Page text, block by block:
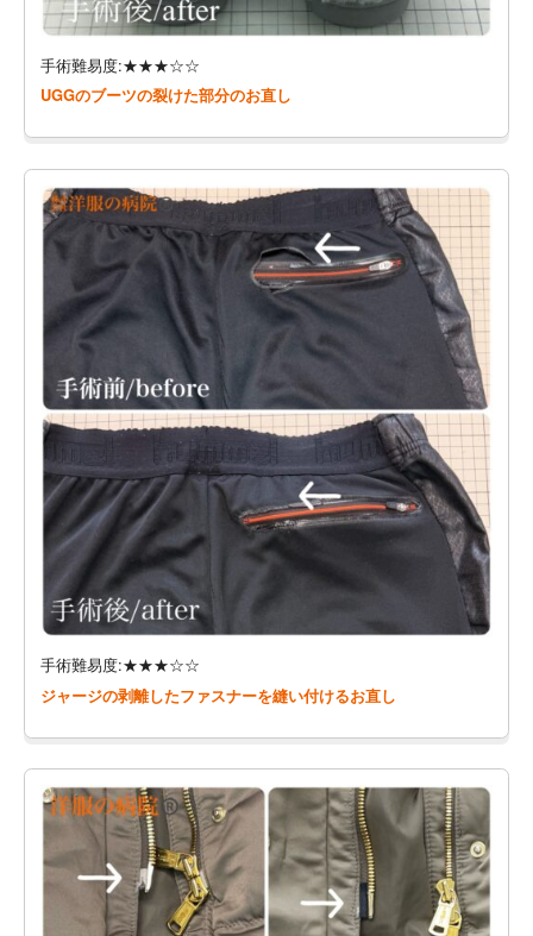
手術難易度:★★★☆☆
UGGのブーツの裂けた部分のお直し
手術難易度:★★★☆☆
ジャージの剥離したファスナーを縫い付けるお直し